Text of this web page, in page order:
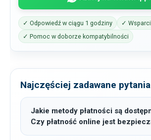
✓ Odpowiedź w ciągu 1 godziny
✓
✓ Pomoc w doborze kompatybilności
Najczęściej zadawane pytania
Jakie metody płatności są
Czy płatność online jest